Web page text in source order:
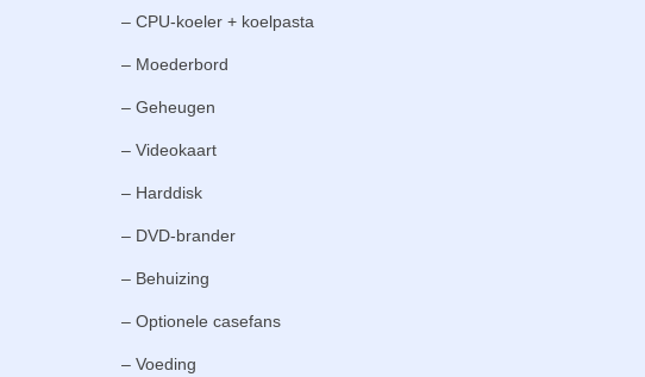
– CPU-koeler + koelpasta
– Moederbord
– Geheugen
– Videokaart
– Harddisk
– DVD-brander
– Behuizing
– Optionele casefans
– Voeding